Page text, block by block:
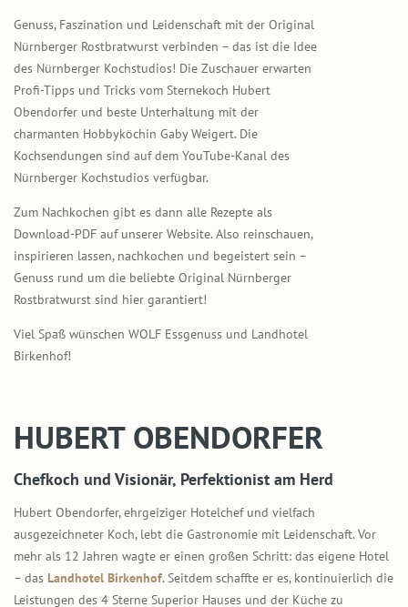
Genuss, Faszination und Leidenschaft mit der Original
Nürnberger Rostbratwurst verbinden – das ist die Idee
des Nürnberger Kochstudios! Die Zuschauer erwarten
Profi-Tipps und Tricks vom Sternekoch Hubert
Obendorfer und beste Unterhaltung mit der
charmanten Hobbyköchin Gaby Weigert. Die
Kochsendungen sind auf dem YouTube-Kanal des
Nürnberger Kochstudios verfügbar.
Zum Nachkochen gibt es dann alle Rezepte als
Download-PDF auf unserer Website. Also reinschauen,
inspirieren lassen, nachkochen und begeistert sein –
Genuss rund um die beliebte Original Nürnberger
Rostbratwurst sind hier garantiert!
Viel Spaß wünschen WOLF Essgenuss und Landhotel
Birkenhof!
HUBERT OBENDORFER
Chefkoch und Visionär, Perfektionist am Herd
Hubert Obendorfer, ehrgeiziger Hotelchef und vielfach
ausgezeichneter Koch, lebt die Gastronomie mit Leidenschaft. Vor
mehr als 12 Jahren wagte er einen großen Schritt: das eigene Hotel
– das Landhotel Birkenhof. Seitdem schaffte er es, kontinuierlich die
Leistungen des 4 Sterne Superior Hauses und der Küche zu